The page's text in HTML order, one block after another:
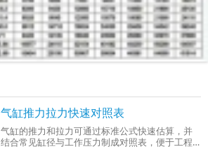
气缸推力拉力快速对照表
气缸的推力和拉力可通过标准公式快速估算，并
结合常见缸径与工作压力制成对照表，便于工程